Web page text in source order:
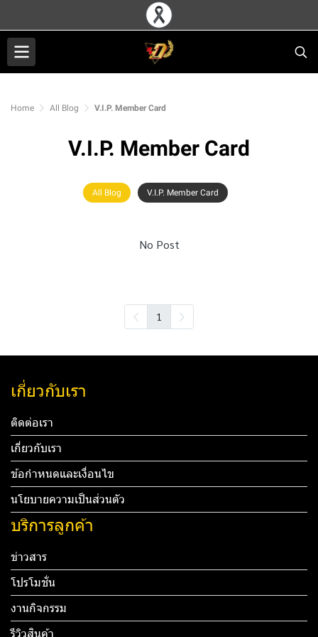
Home All Blog V.I.P. Member Card
V.I.P. Member Card
All Blog V.I.P. Member Card
No Post
1
เกี่ยวกับเรา
ติดต่อเรา
เกี่ยวกับเรา
ข้อกำหนดและเงื่อนไข
นโยบายความเป็นส่วนตัว
บริการลูกค้า
ข่าวสาร
โปรโมชั่น
งานกิจกรรม
รีวิวสินค้า